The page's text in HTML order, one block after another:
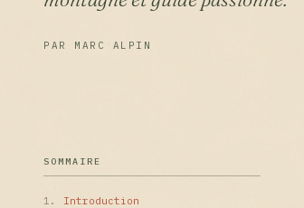
PAR MARC ALPIN
SOMMAIRE
1. Introduction